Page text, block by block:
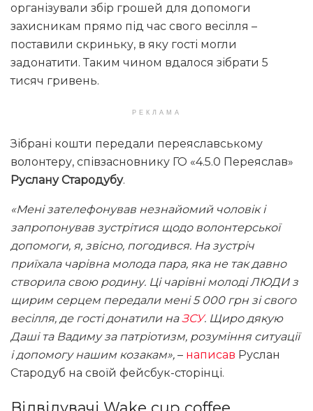
організували збір грошей для допомоги
захисникам прямо під час свого весілля –
поставили скриньку, в яку гості могли
задонатити. Таким чином вдалося зібрати 5
тисяч гривень.
РЕКЛАМА
Зібрані кошти передали переяславському
волонтеру, співзасновнику ГО «4.5.0 Переяслав»
Руслану Стародубу.
«Мені зателефонував незнайомий чоловік і
запропонував зустрітися щодо волонтерської
допомоги, я, звісно, погодився. На зустріч
приїхала чарівна молода пара, яка не так давно
створила свою родину. Ці чарівні молоді ЛЮДИ з
щирим серцем передали мені 5 000 грн зі свого
весілля, де гості донатили наЗСУ. Щиро дякую
Даші та Вадиму за патріотизм, розуміння ситуації
і допомогу нашим козакам», – написав Руслан
Стародуб на своїй фейсбук-сторінці.